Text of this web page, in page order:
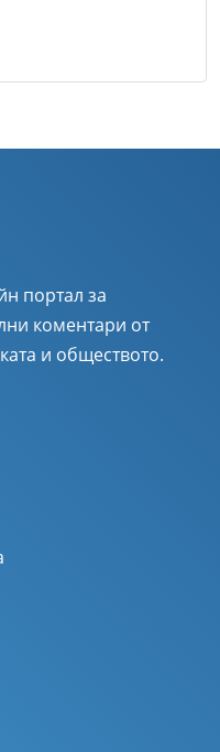
портал за
коментари от
и обществото.